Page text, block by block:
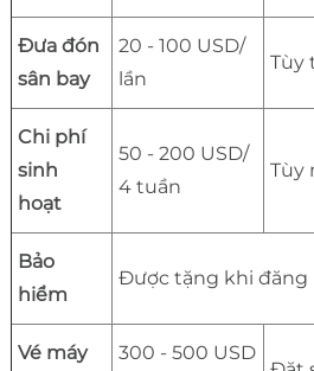
Đưa đón
sân bay
20 - 100 USD/
lần
Tùy
Chi phí
sinh
hoạt
50 - 200 USD/
4 tuần
Tùy
Bảo
hiểm
Được tặng khi đăng
Vé máy
300 - 500 USD